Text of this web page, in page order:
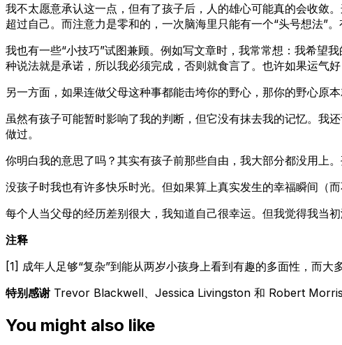
我不太愿意承认这一点，但有了孩子后，人的雄心可能真的会收敛
超过自己。而注意力是零和的，一次脑海里只能有一个“头号想法”
我也有一些“小技巧”试图兼顾。例如写文章时，我常常想：我希望
种说法就是承诺，所以我必须完成，否则就食言了。也许如果运气
另一方面，如果连做父母这种事都能击垮你的野心，那你的野心原本
虽然有孩子可能暂时影响了我的判断，但它没有抹去我的记忆。我
做过。
你明白我的意思了吗？其实有孩子前那些自由，我大部分都没用上。
没孩子时我也有许多快乐时光。但如果算上真实发生的幸福瞬间（
每个人当父母的经历差别很大，我知道自己很幸运。但我觉得我当
注释
[1] 成年人足够“复杂”到能从两岁小孩身上看到有趣的多面性，而大
特别感谢 Trevor Blackwell、Jessica Livingston 和 Robert Morris
You might also like